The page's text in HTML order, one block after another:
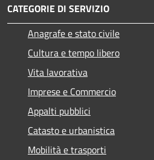
CATEGORIE DI SERVIZIO
Anagrafe e stato civile
Cultura e tempo libero
Vita lavorativa
Imprese e Commercio
Appalti pubblici
Catasto e urbanistica
Mobilità e trasporti